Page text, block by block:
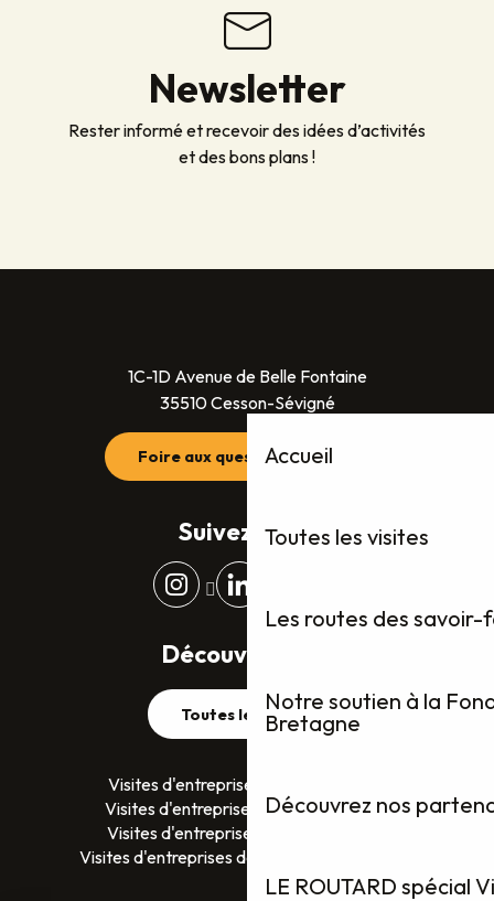
Accueil
Toutes les visites
Les routes des
Notre soutien à la
Bretagne
Découvrez nos
LE ROUTARD spécial
Newsletter
Rester informé et recevoir des idées d’activités
et des bons plans !
1C-1D Avenue de Belle Fontaine
35510 Cesson-Sévigné
Foire aux questions (FAQ)
Suivez-nous
Découvrez plus
Toutes les visites
Visites d'entreprises dans le Finistère
Visites d'entreprises dans le Morbihan
Visites d'entreprises en Ille-et-Vilaine
Visites d'entreprises dans les Côtes D’Armor